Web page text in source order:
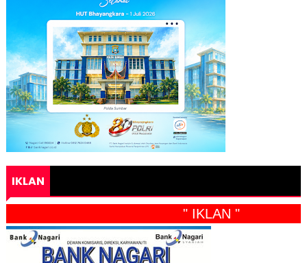
IKLAN
" IKLAN "